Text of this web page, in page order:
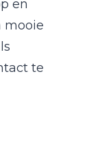
en
mooie
te